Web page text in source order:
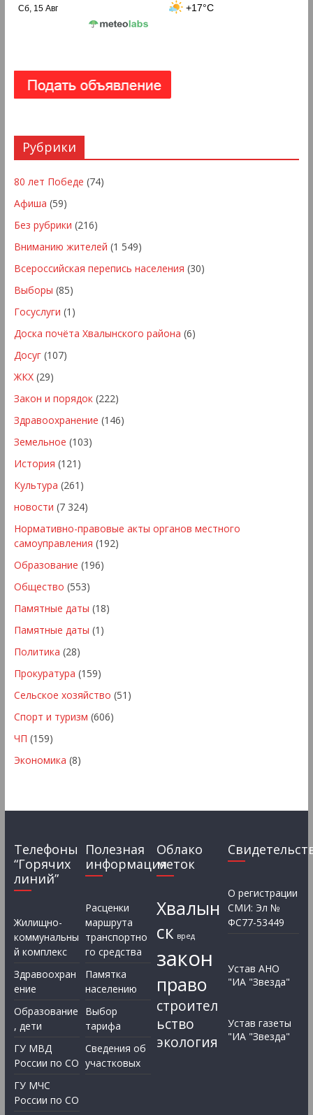
Сб, 15 Авг +17°C
Рубрики
80 лет Победе (74)
Афиша (59)
Без рубрики (216)
Вниманию жителей (1 549)
Всероссийская перепись населения (30)
Выборы (85)
Госуслуги (1)
Доска почёта Хвалынского района (6)
Досуг(107)
ЖКХ(29)
Закон и порядок(222)
Здравоохранение (146)
Земельное (103)
История (121)
Культура (261)
новости (7 324)
Нормативно-правовые акты органов местного
самоуправления (192)
Образование (196)
Общество (553)
Памятные даты (18)
Памятные даты (1)
Политика (28)
Прокуратура (159)
Сельское хозяйство (51)
Спорт и туризм (606)
ЧП (159)
Экономика (8)
Телефоны
“Горячих
линий”
Жилищно-
коммунальны
й комплекс
Здравоохран
ение
Образование
, дети
ГУ МВД
России по СО
ГУ МЧС
России по СО
Полезная
информация
Расценки
маршрута
транспортно
го средства
Памятка
населению
Выбор
тарифа
Сведения об
участковых
Облако
меток
Хвалын
ск вред
закон
право
строител
ьство
экология
О регистрации
СМИ: Эл №
ФС77-53449
Устав АНО
"ИА "Звезда"
Устав газеты
"ИА "Звезда"